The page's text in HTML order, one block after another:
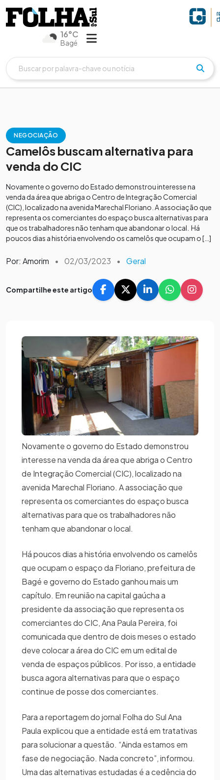
16°C
Bagé
NEGOCIAÇÃO
Camelôs buscam alternativa para
venda do CIC
Novamente o governo do Estado demonstrou interesse na
venda da área que abriga o Centro de Integração Comercial
(CIC), localizado na avenida Marechal Floriano. A associação que
representa os comerciantes do espaço busca alternativas para
que os trabalhadores não tenham que abandonar o local. Há
poucos dias a história envolvendo os camelôs que ocupam o […]
Por: Amorim • 02/03/2023 • Geral
Compartilhe este artigo
Novamente o governo do Estado demonstrou
interesse na venda da área que abriga o Centro
de Integração Comercial (CIC), localizado na
avenida Marechal Floriano. A associação que
representa os comerciantes do espaço busca
alternativas para que os trabalhadores não
tenham que abandonar o local.
Há poucos dias a história envolvendo os camelôs
que ocupam o espaço da Floriano, prefeitura de
Bagé e governo do Estado ganhou mais um
capítulo. Em reunião na capital gaúcha a
presidente da associação que representa os
comerciantes do CIC, Ana Paula Pereira, foi
comunicada que dentro de dois meses o estado
deve colocar a área do CIC em um edital de
venda de espaços públicos. Por isso, a entidade
busca agora alternativas para que o espaço
continue de posse dos comerciantes.
Para a reportagem do jornal Folha do Sul Ana
Paula explicou que a entidade está em tratativas
para solucionar a questão. “Ainda estamos em
fase de negociação. Nada concreto”, informou.
Uma das alternativas estudadas é a cedência do